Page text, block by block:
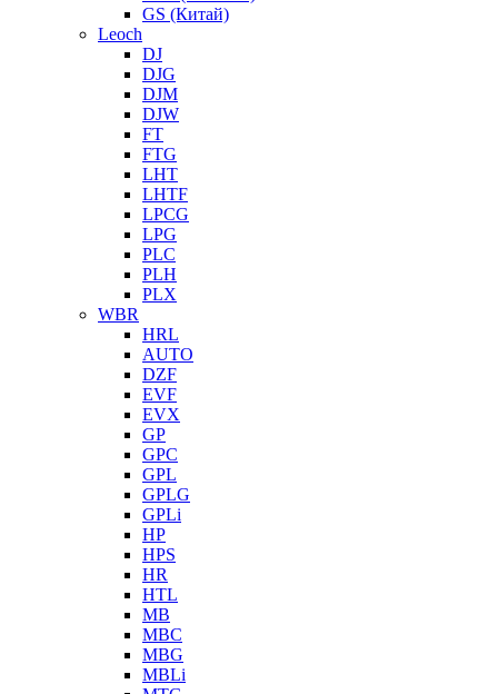
GS (Китай)
Leoch
DJ
DJG
DJM
DJW
FT
FTG
LHT
LHTF
LPCG
LPG
PLC
PLH
PLX
WBR
HRL
AUTO
DZF
EVF
EVX
GP
GPC
GPL
GPLG
GPLi
HP
HPS
HR
HTL
MB
MBC
MBG
MBLi